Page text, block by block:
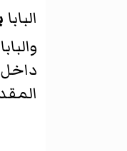
البابا
والبابا 1566-1572 وقديس في الكنيسة الكاثوليكية.
داخل